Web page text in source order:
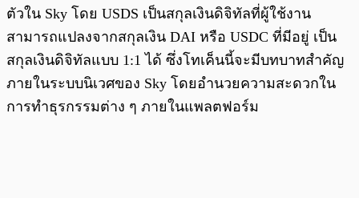
ตัวใน Sky โดย USDS เป็นสกุลเงินดิจิทัลที่ผู้ใช้งาน
สามารถแปลงจากสกุลเงิน DAI หรือ USDC ที่มีอยู่ เป็น
สกุลเงินดิจิทัลแบบ 1:1 ได้ ซึ่งโทเค็นนี้จะมีบทบาทสำคัญ
ภายในระบบนิเวศของ Sky โดยอำนวยความสะดวกใน
การทำธุรกรรมต่าง ๆ ภายในแพลตฟอร์ม